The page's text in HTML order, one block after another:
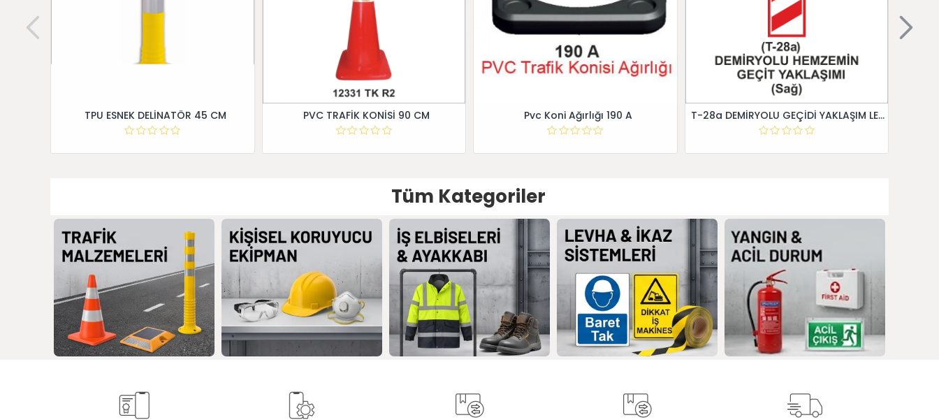
TPU ESNEK DELİNATÖR 45 CM PVC TRAFİK KONİSİ 90 CM Pvc Koni Ağırlığı 190 A T-28a DEMİRYOLU GEÇİDİ YAKLAŞIM LEVHALARI (Sağ)
Tüm Kategoriler